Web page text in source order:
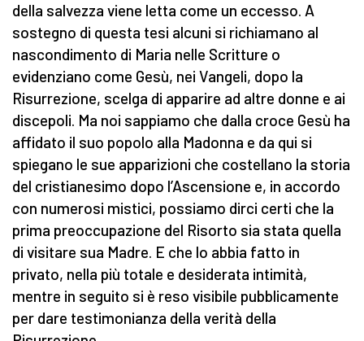
della salvezza viene letta come un eccesso. A
sostegno di questa tesi alcuni si richiamano al
nascondimento di Maria nelle Scritture o
evidenziano come Gesù, nei Vangeli, dopo la
Risurrezione, scelga di apparire ad altre donne e ai
discepoli. Ma noi sappiamo che dalla croce Gesù ha
affidato il suo popolo alla Madonna e da qui si
spiegano le sue apparizioni che costellano la storia
del cristianesimo dopo l’Ascensione e, in accordo
con numerosi mistici, possiamo dirci certi che la
prima preoccupazione del Risorto sia stata quella
di visitare sua Madre. E che lo abbia fatto in
privato, nella più totale e desiderata intimità,
mentre in seguito si è reso visibile pubblicamente
per dare testimonianza della verità della